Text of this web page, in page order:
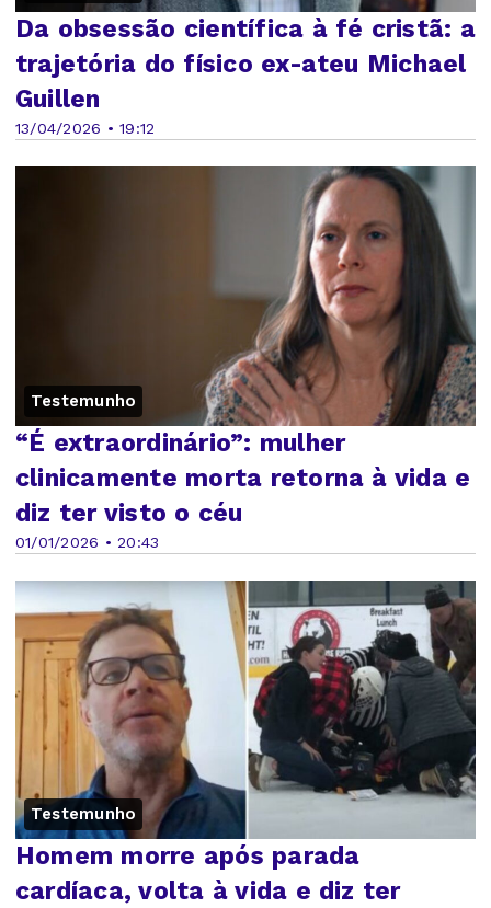
13/04/2026 • 19:12
Da obsessão científica à fé cristã: a
trajetória do físico ex-ateu Michael
Guillen
Testemunho
01/01/2026 • 20:43
“É extraordinário”: mulher
clinicamente morta retorna à vida e
diz ter visto o céu
Testemunho
Homem morre após parada
cardíaca, volta à vida e diz ter